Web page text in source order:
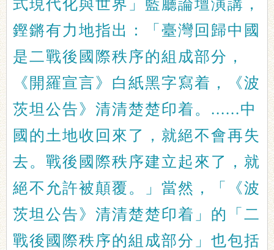
式現代化與世界」藍廳論壇演講，
鏗鏘有力地指出：「臺灣回歸中國
是二戰後國際秩序的組成部分，
《開羅宣言》白紙黑字寫着，《波
茨坦公告》清清楚楚印着。......中
國的土地收回來了，就絕不會再失
去。戰後國際秩序建立起來了，就
絕不允許被顛覆。」當然，「《波
茨坦公告》清清楚楚印着」的「二
戰後國際秩序的組成部分」也包括